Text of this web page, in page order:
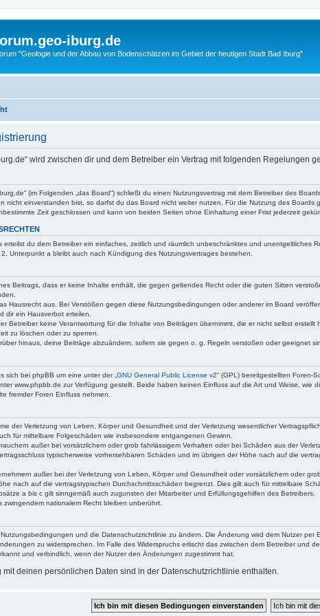
iburg.de
"Geologie und der Abbau von Bodenschätzen im Gebiet der heutigen Stadt Bad Iburg"
wird zwischen dir und dem Betreiber ein Vertrag mit folgenden Regelungen
(im Folgenden „das Board“) schließt du einen Nutzungsvertrag mit dem Betreiber des
nicht einverstanden bist, so darfst du das Board nicht weiter nutzen. Für die Nutzung des Boards
Zeit geschlossen und kann von beiden Seiten ohne Einhaltung einer Frist jederzeit
erteilst du dem Betreiber ein einfaches, zeitlich und räumlich unbeschränktes und unentgeltliches
Unterpunkt a bleibt auch nach Kündigung des Nutzungsvertrages bestehen.
Beitrags, dass er keine Inhalte enthält, die gegen geltendes Recht oder die guten Sitten
Hausrecht aus. Bei Verstößen gegen diese Nutzungsbedingungen oder anderer im Board
dir ein Hausverbot erteilen.
Betreiber keine Verantwortung für die Inhalte von Beiträgen übernimmt, die er nicht selbst
zu löschen oder zu sperren.
hinaus, deine Beiträge abzuändern, sofern sie gegen o. g. Regeln verstoßen oder geeignet
sich bei phpBB um eine unter der „ GNU General Public License v2“ (GPL) bereitgestellten Foren-
www.phpbb.de zur Verfügung gestellt. Beide haben keinen Einfluss auf die Art und Weise,
fremder Foren Einfluss nehmen.
der Verletzung von Leben, Körper und Gesundheit und der Verletzung wesentlicher
für mittelbare Folgeschäden wie insbesondere entgangenen Gewinn.
außer bei vorsätzlichem oder grob fahrlässigem Verhalten oder bei Schäden aus der
typischerweise vorhersehbaren Schäden und im übrigen der Höhe nach auf die
außer bei der Verletzung von Leben, Körper und Gesundheit oder vorsätzlichem oder
nach auf die vertragstypischen Durchschnittsschäden begrenzt. Dies gilt auch für mittelbare
a bis c gilt sinngemäß auch zugunsten der Mitarbeiter und Erfüllungsgehilfen des Betreibers.
nationalem Recht bleiben unberührt.
und die Datenschutzrichtlinie zu ändern. Die Änderung wird dem Nutzer per
zu widersprechen. Im Falle des Widerspruchs erlischt das zwischen dem Betreiber und
und verbindlich, wenn der Nutzer den Änderungen zugestimmt hat.
mit deinen persönlichen Daten sind in der Datenschutzrichtlinie enthalten.